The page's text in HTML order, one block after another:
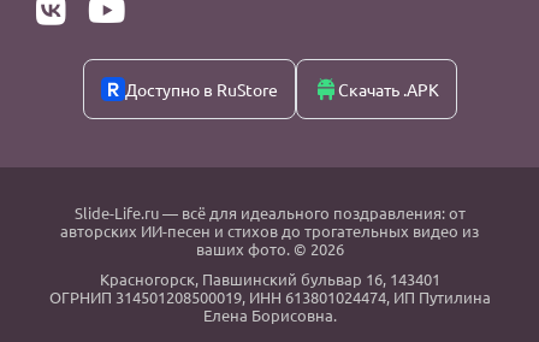
Доступно в RuStore Скачать .APK
Slide-Life.ru— всё для идеального поздравления: от
авторских ИИ-песен и стихов до трогательных видео из
ваших фото. © 2026
Красногорск, Павшинский бульвар 16, 143401
ОГРНИП 314501208500019, ИНН 613801024474, ИП Путилина
Елена Борисовна.